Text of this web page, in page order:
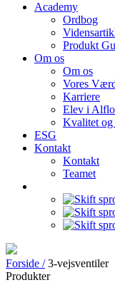
Academy
Ordbog
Produkt
Om os
Om os
Vores
Karriere
Elev i
Kvalitet og
ESG
Kontakt
Kontakt
Teamet
Forside / 3-vejsventiler
Produkter